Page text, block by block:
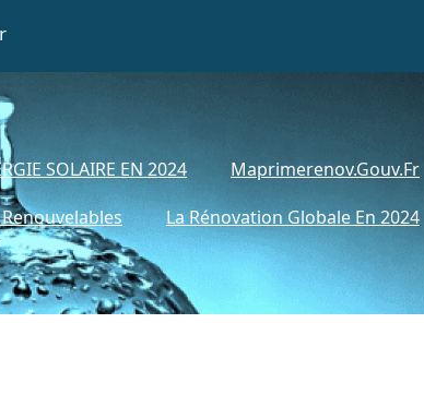
SOLAIRE EN 2024
Maprimerenov.gouv.fr
La Rénovation Globale En 2024